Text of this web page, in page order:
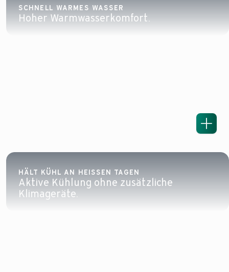
SCHNELL WARMES WASSER
Hoher Warmwasserkomfort.
HÄLT KÜHL AN HEISSEN TAGEN
Aktive Kühlung ohne zusätzliche
Klimageräte.